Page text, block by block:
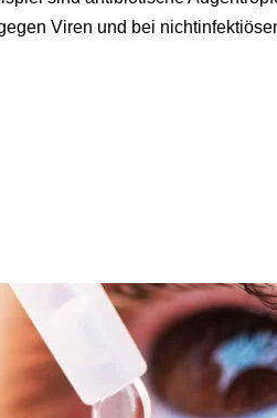
Viren und bei